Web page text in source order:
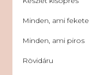
Minden, ami fekete
Minden, ami piros
Rövidáru